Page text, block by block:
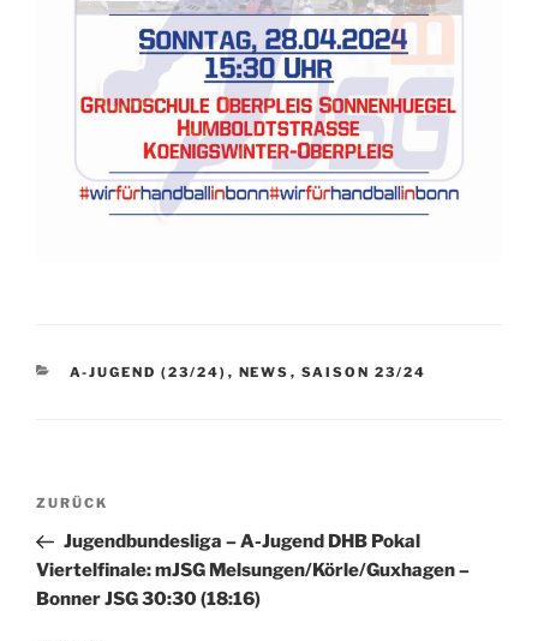
KATEGORIEN
A-JUGEND (23/24) , NEWS , SAISON 23/24
Beitragsnavigation
Vorheriger
Beitrag
ZURÜCK
Jugendbundesliga – A-Jugend DHB Pokal
Viertelfinale: mJSG Melsungen/Körle/Guxhagen –
Bonner JSG 30:30 (18:16)